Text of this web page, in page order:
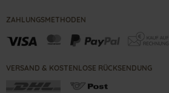
ZAHLUNGSMETHODEN
VERSAND & KOSTENLOSE RÜCKSENDUNG